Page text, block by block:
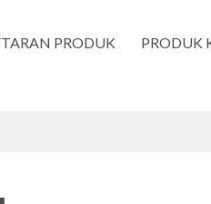
PRODUK PRODUK